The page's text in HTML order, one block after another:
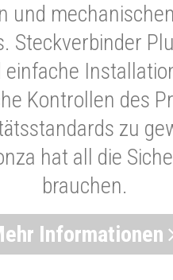
und
Steckverbinder
einfache
Kontrollen des
zu
hat all die
brauchen.
Informationen